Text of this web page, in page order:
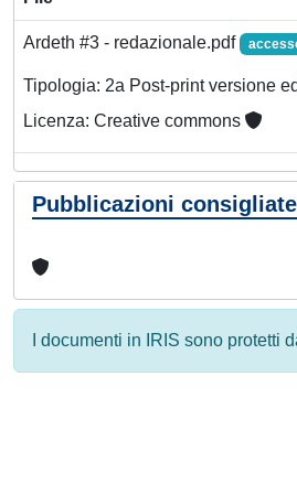
Ardeth #3 - redazionale.pdf
Tipologia: 2a Post-print versione
Licenza: Creative commons
Pubblicazioni consigliate
I documenti in IRIS sono protetti